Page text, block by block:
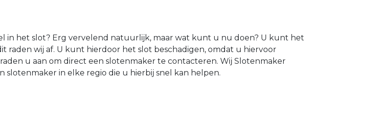
in het slot? Erg vervelend natuurlijk, maar wat kunt u nu doen? U kunt het
wij af. U kunt hierdoor het slot beschadigen, omdat u hiervoor
u aan om direct een slotenmaker te contacteren. Wij Slotenmaker
in elke regio die u hierbij snel kan helpen.